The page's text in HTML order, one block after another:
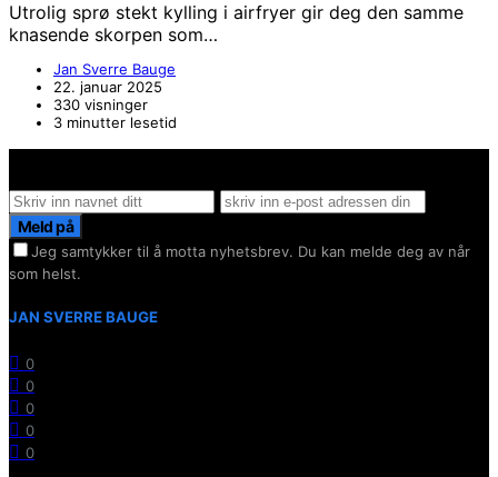
Utrolig sprø stekt kylling i airfryer gir deg den samme
knasende skorpen som…
Jan Sverre Bauge
22. januar 2025
330 visninger
3 minutter lesetid
Meld på
Jeg samtykker til å motta nyhetsbrev. Du kan melde deg av når
som helst.
JAN SVERRE BAUGE
0
0
0
0
0